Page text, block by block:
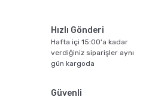
Hızlı Gönderi
Hafta içi 15:00'a kadar
verdiğiniz siparişler aynı
gün kargoda
Güvenli